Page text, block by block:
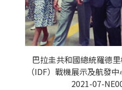
巴拉圭共和國總統羅德
（IDF）戰機展示及航發
2021-07-